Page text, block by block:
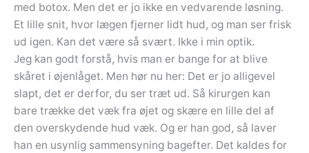
med botox. Men det er jo ikke en vedvarende løsning.
Et lille snit, hvor lægen fjerner lidt hud, og man ser frisk
ud igen. Kan det være så svært. Ikke i min optik.
Jeg kan godt forstå, hvis man er bange for at blive
skåret i øjenlåget. Men hør nu her: Det er jo alligevel
slapt, det er derfor, du ser træt ud. Så kirurgen kan
bare trække det væk fra øjet og skære en lille del af
den overskydende hud væk. Og er han god, så laver
han en usynlig sammensyning bagefter. Det kaldes for